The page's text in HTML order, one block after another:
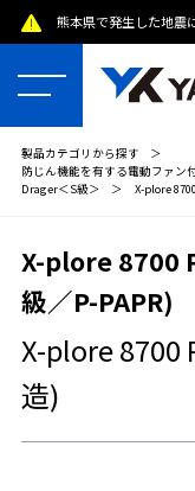
熊本県で発生した地震
製品カテゴリから探す
＞
防じん機能を有する電動ファン
Drager＜S級＞
＞ X-plore
X-plore 8700
級／P-PAPR)
X-plore 8700
造)